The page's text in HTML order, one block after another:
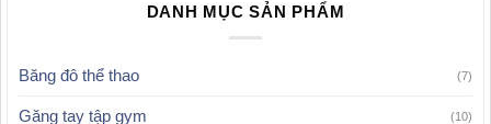
DANH MỤC SẢN PHẨM
Băng đô thể thao (7)
Găng tay tập gym (10)